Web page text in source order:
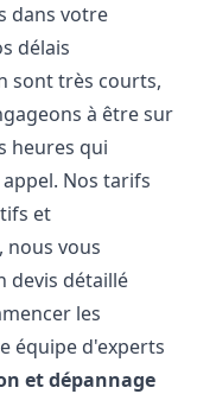
dans votre
délais
sont très courts,
à être sur
heures qui
Nos tarifs
et
nous vous
devis détaillé
les
équipe d'experts
et dépannage